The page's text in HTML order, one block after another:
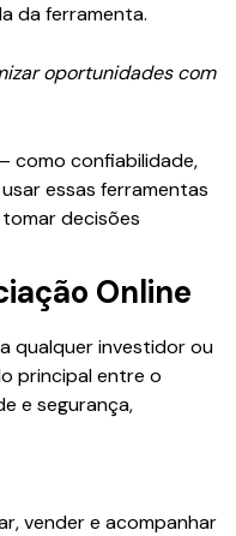
da ferramenta.
oportunidades com
como confiabilidade,
essas ferramentas
decisões
Online
qualquer investidor ou
principal entre o
e segurança,
vender e acompanhar